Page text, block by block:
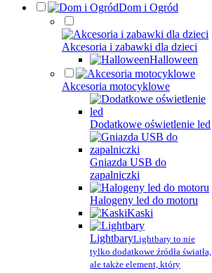
Dom i Ogród
Akcesoria i zabawki dla dzieci
Halloween
Akcesoria motocyklowe
Dodatkowe oświetlenie led
Gniazda USB do
zapalniczki
Halogeny led do motoru
Kaski
LightbaryLightbary to nie
tylko dodatkowe źródła światła,
ale także element, który